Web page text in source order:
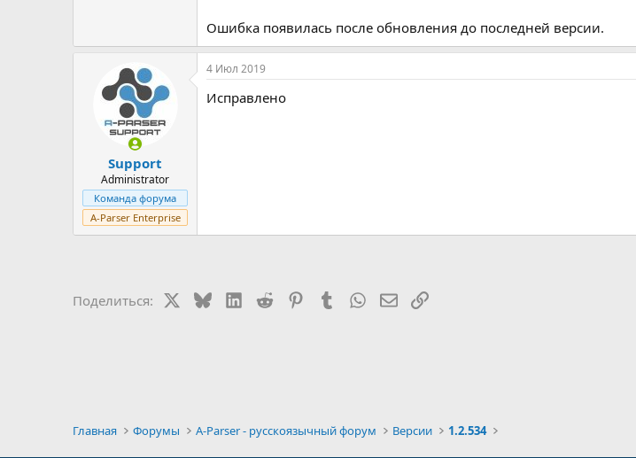
Ошибка появилась после обновления до последней версии.
Support
Administrator
Команда форума
A-Parser Enterprise
4 Июл 2019
Исправлено
Поделиться: BlueskyLinkedIn
Reddit PinterestTumblrWhatsAppЭлектронная почта
Ссылка
Главная Форумы A-Parser - русскоязычный форум Версии 1.2.534